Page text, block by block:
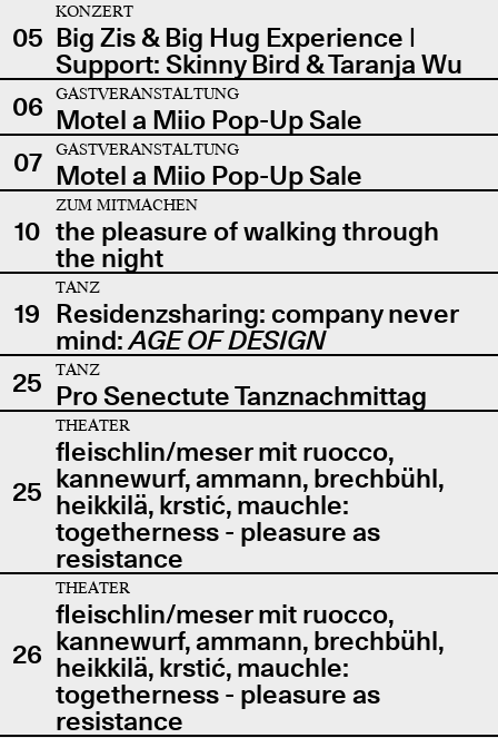
05
KONZERT
Big Zis & Big Hug Experience |
Support: Skinny Bird & Taranja Wu
06
GASTVERANSTALTUNG
Motel a Miio Pop-Up Sale
07
GASTVERANSTALTUNG
Motel a Miio Pop-Up Sale
10
ZUM MITMACHEN
the pleasure of walking through
the night
19
TANZ
Residenzsharing: company never
mind:AGE OF DESIGN
25
TANZ
Pro Senectute Tanznachmittag
25
THEATER
fleischlin/meser mit ruocco,
kannewurf, ammann, brechbühl,
heikkilä, krstić, mauchle:
togetherness - pleasure as
resistance
26
THEATER
fleischlin/meser mit ruocco,
kannewurf, ammann, brechbühl,
heikkilä, krstić, mauchle:
togetherness - pleasure as
resistance